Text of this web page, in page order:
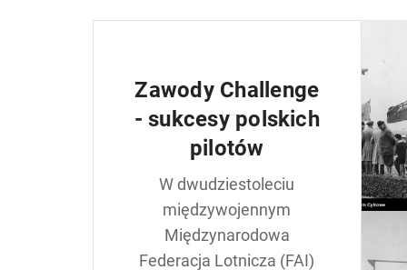
Zawody Challenge
- sukcesy polskich
pilotów
W dwudziestoleciu
międzywojennym
Międzynarodowa
Federacja Lotnicza (FAI)